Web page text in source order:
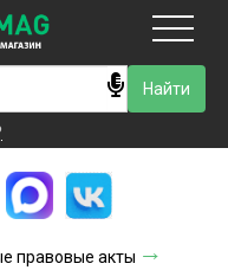
правовые акты